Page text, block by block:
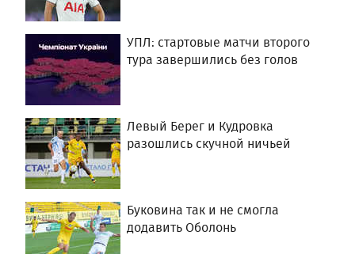
УПЛ: стартовые матчи второго
тура завершились без голов
Левый Берег и Кудровка
разошлись скучной ничьей
Буковина так и не смогла
додавить Оболонь